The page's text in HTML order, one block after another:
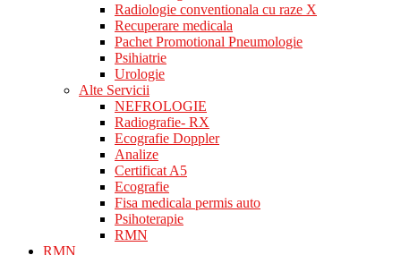
Radiologie conventionala cu raze X
Recuperare medicala
Pachet Promotional Pneumologie
Psihiatrie
Urologie
Alte Servicii
NEFROLOGIE
Radiografie- RX
Ecografie Doppler
Analize
Certificat A5
Ecografie
Fisa medicala permis auto
Psihoterapie
RMN
RMN